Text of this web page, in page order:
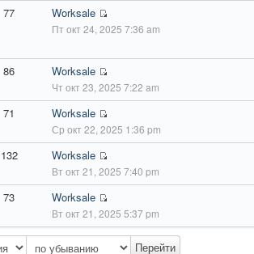
77 Worksale
Пт окт 24, 2025 7:36 am
86 Worksale
Чт окт 23, 2025 7:22 am
71 Worksale
Ср окт 22, 2025 1:36 pm
132 Worksale
Вт окт 21, 2025 7:40 pm
73 Worksale
Вт окт 21, 2025 5:37 pm